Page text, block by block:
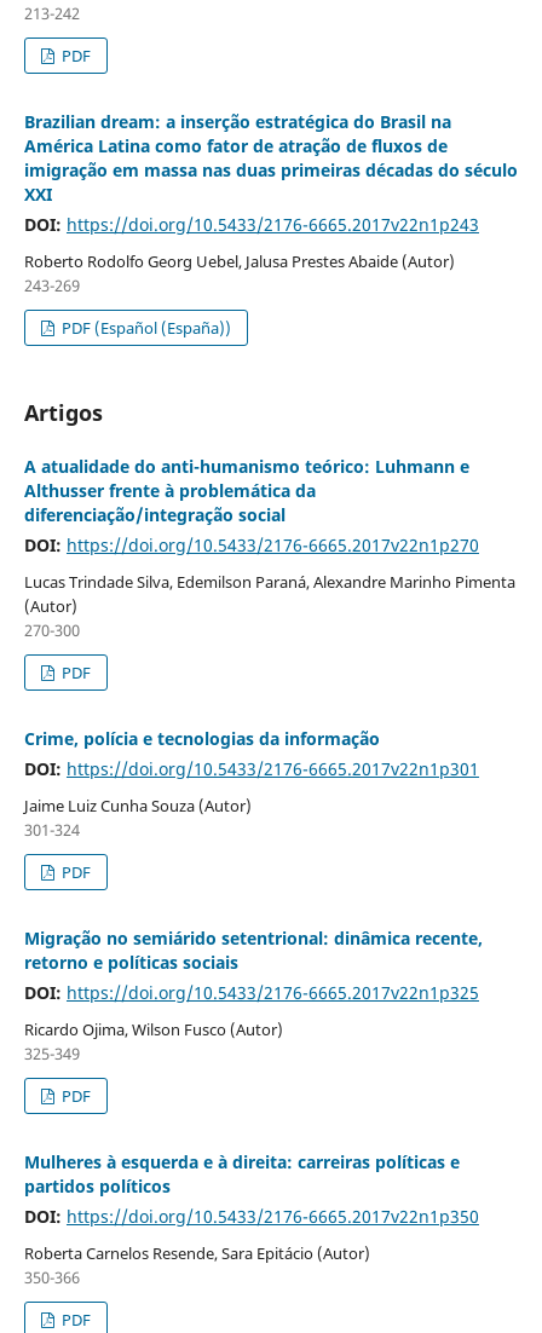
213-242
PDF
Brazilian dream: a inserção estratégica do Brasil na
América Latina como fator de atração de fluxos de
imigração em massa nas duas primeiras décadas do século
XXI
DOI: https://doi.org/10.5433/2176-6665.2017v22n1p243
Roberto Rodolfo Georg Uebel, Jalusa Prestes Abaide (Autor)
243-269
PDF (Español (España))
Artigos
A atualidade do anti-humanismo teórico: Luhmann e
Althusser frente à problemática da
diferenciação/integração social
DOI: https://doi.org/10.5433/2176-6665.2017v22n1p270
Lucas Trindade Silva, Edemilson Paraná, Alexandre Marinho Pimenta
(Autor)
270-300
PDF
Crime, polícia e tecnologias da informação
DOI: https://doi.org/10.5433/2176-6665.2017v22n1p301
Jaime Luiz Cunha Souza (Autor)
301-324
PDF
Migração no semiárido setentrional: dinâmica recente,
retorno e políticas sociais
DOI: https://doi.org/10.5433/2176-6665.2017v22n1p325
Ricardo Ojima, Wilson Fusco (Autor)
325-349
PDF
Mulheres à esquerda e à direita: carreiras políticas e
partidos políticos
DOI: https://doi.org/10.5433/2176-6665.2017v22n1p350
Roberta Carnelos Resende, Sara Epitácio (Autor)
350-366
PDF